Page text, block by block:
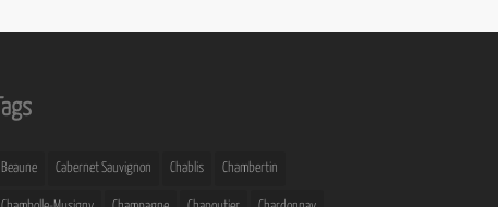
Tags
Beaune Cabernet Sauvignon Chablis Chambertin